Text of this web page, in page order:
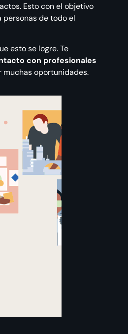
Esto con el objetivo
personas de todo el
esto se logre. Te
con profesionales
oportunidades.